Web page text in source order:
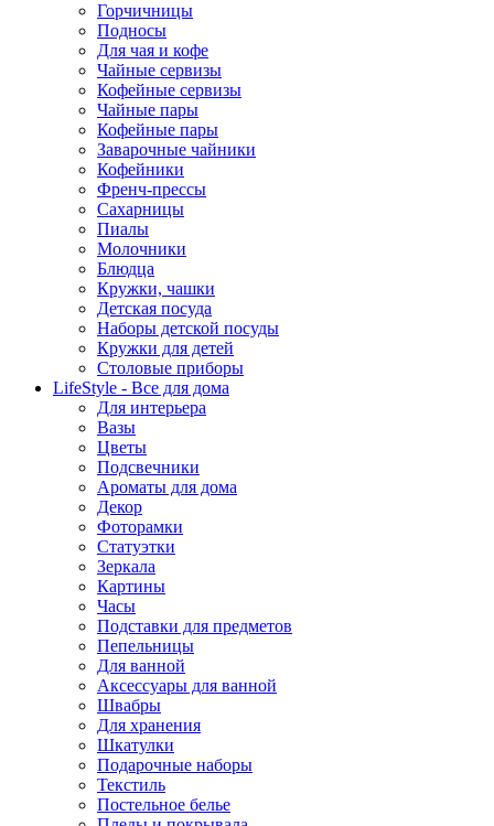
Горчичницы
Подносы
Для чая и кофе
Чайные сервизы
Кофейные сервизы
Чайные пары
Кофейные пары
Заварочные чайники
Кофейники
Френч-прессы
Сахарницы
Пиалы
Молочники
Блюдца
Кружки, чашки
Детская посуда
Наборы детской посуды
Кружки для детей
Столовые приборы
LifeStyle - Все для дома
Для интерьера
Вазы
Цветы
Подсвечники
Ароматы для дома
Декор
Фоторамки
Статуэтки
Зеркала
Картины
Часы
Подставки для предметов
Пепельницы
Для ванной
Аксессуары для ванной
Швабры
Для хранения
Шкатулки
Подарочные наборы
Текстиль
Постельное белье